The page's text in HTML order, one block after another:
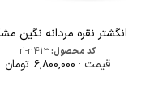
انگشتر نقره مردانه نگین
کد محصول:ri-n413
قیمت : 6,800,000 تومان